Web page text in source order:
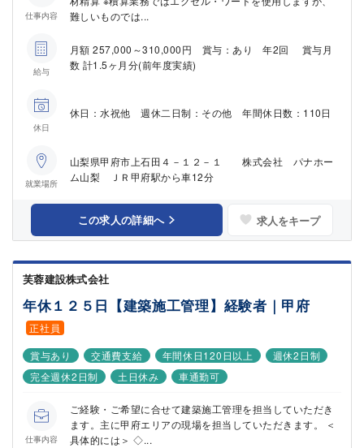
仕事内容
難しいものでは...
給与
月額 257,000～310,000円 賞与：あり 年2回 賞与月
数 計1.5ヶ月分(前年度実績)
休日
休日：水祝他 週休二日制：その他 年間休日数：110日
就業場所
山梨県甲府市上石田４－１２－１ 株式会社 パナホー
ム山梨 ＪＲ甲府駅から車12分
この求人の詳細へ 求人をキープ
芙蓉建設株式会社
年休１２５日【建築施工管理】経験者｜甲府
正社員
賞与あり
交通費支給 年間休日120日以上
週休2日制
完全週休2日制
土日休み 車通勤可
仕事内容
ご経験・ご希望に合せて建築施工管理を担当していただき
ます。主に甲府エリアの現場を担当していただきます。 ＜
具体的には＞ ◇...